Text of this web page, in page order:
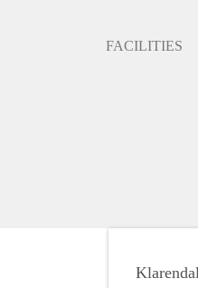
Bijzonderheden
• Shortstay of
Neem contact
FACILITIES